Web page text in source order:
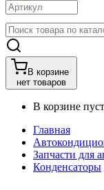
В корзине
нет товаров
В корзине
Главная
Запчасти для
Конденсаторы